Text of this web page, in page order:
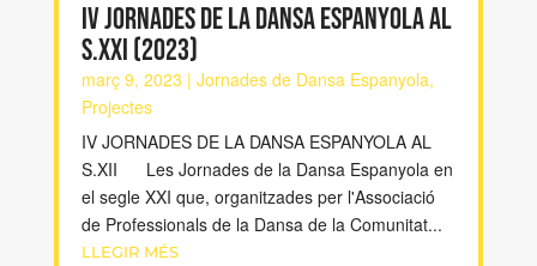
IV JORNADES DE LA DANSA ESPANYOLA AL
S.XXI (2023)
març 9, 2023 | Jornades de Dansa Espanyola,
Projectes
IV JORNADES DE LA DANSA ESPANYOLA AL
S.XII Les Jornades de la Dansa Espanyola en
el segle XXI que, organitzades per l'Associació
de Professionals de la Dansa de la Comunitat...
LLEGIR MÉS